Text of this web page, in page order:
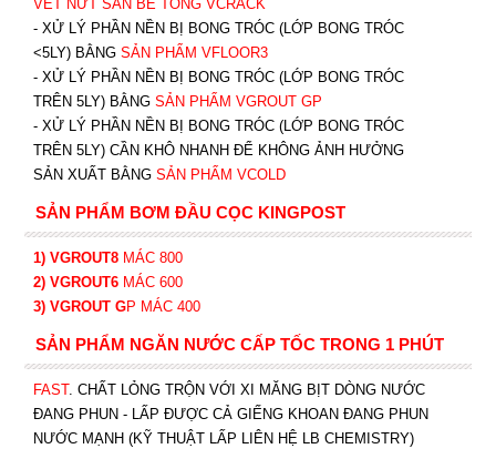
VẾT NỨT SÀN BÊ TÔNG VCRACK
- XỬ LÝ PHẦN NỀN BỊ BONG TRÓC (LỚP BONG TRÓC
<5LY) BẰNG SẢN PHẨM VFLOOR3
- XỬ LÝ PHẦN NỀN BỊ BONG TRÓC (LỚP BONG TRÓC
TRÊN 5LY) BẰNG SẢN PHẨM VGROUT GP
- XỬ LÝ PHẦN NỀN BỊ BONG TRÓC (LỚP BONG TRÓC
TRÊN 5LY) CẦN KHÔ NHANH ĐỂ KHÔNG ẢNH HƯỞNG
SẢN XUẤT BẰNG SẢN PHẨM VCOLD
SẢN PHẨM BƠM ĐẦU CỌC KINGPOST
1) VGROUT8 MÁC 800
2) VGROUT6MÁC 600
3) VGROUT GP MÁC 400
SẢN PHẨM NGĂN NƯỚC CẤP TỐC TRONG 1 PHÚT
FAST. CHẤT LỎNG TRỘN VỚI XI MĂNG BỊT DÒNG NƯỚC
ĐANG PHUN - LẤP ĐƯỢC CẢ GIẾNG KHOAN ĐANG PHUN
NƯỚC MẠNH (KỸ THUẬT LẤP LIÊN HỆ LB CHEMISTRY)